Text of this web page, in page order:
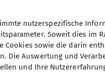
und eine
Mittwoch meist im
Nahbereichs durch.
nutzerspezifische
Soweit dies im
sowie die darin
Die Auswertung und
und Ihre